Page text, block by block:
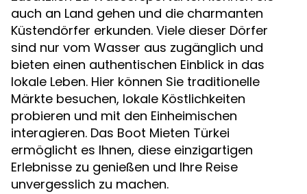
auch an Land gehen und die charmanten
Küstendörfer erkunden. Viele dieser Dörfer
sind nur vom Wasser aus zugänglich und
bieten einen authentischen Einblick in das
lokale Leben. Hier können Sie traditionelle
Märkte besuchen, lokale Köstlichkeiten
probieren und mit den Einheimischen
interagieren. Das Boot Mieten Türkei
ermöglicht es Ihnen, diese einzigartigen
Erlebnisse zu genießen und Ihre Reise
unvergesslich zu machen.